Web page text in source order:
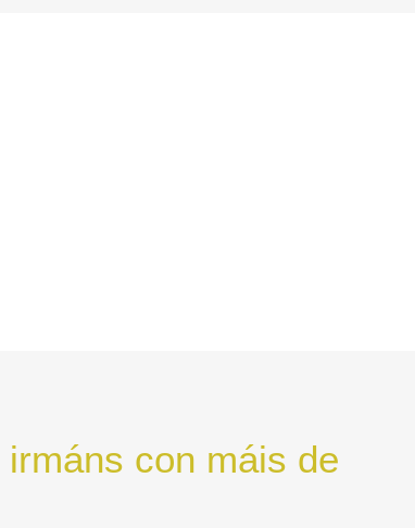
con máis de